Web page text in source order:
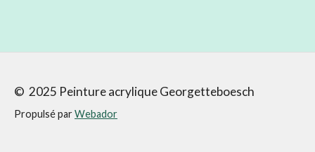
© 2025 Peinture acrylique Georgetteboesch
Propulsé parWebador